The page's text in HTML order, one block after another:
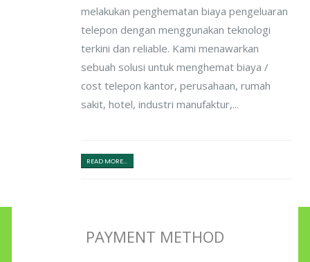
melakukan penghematan biaya pengeluaran
telepon dengan menggunakan teknologi
terkini dan reliable. Kami menawarkan
sebuah solusi untuk menghemat biaya /
cost telepon kantor, perusahaan, rumah
sakit, hotel, industri manufaktur,...
READ MORE...
PAYMENT METHOD